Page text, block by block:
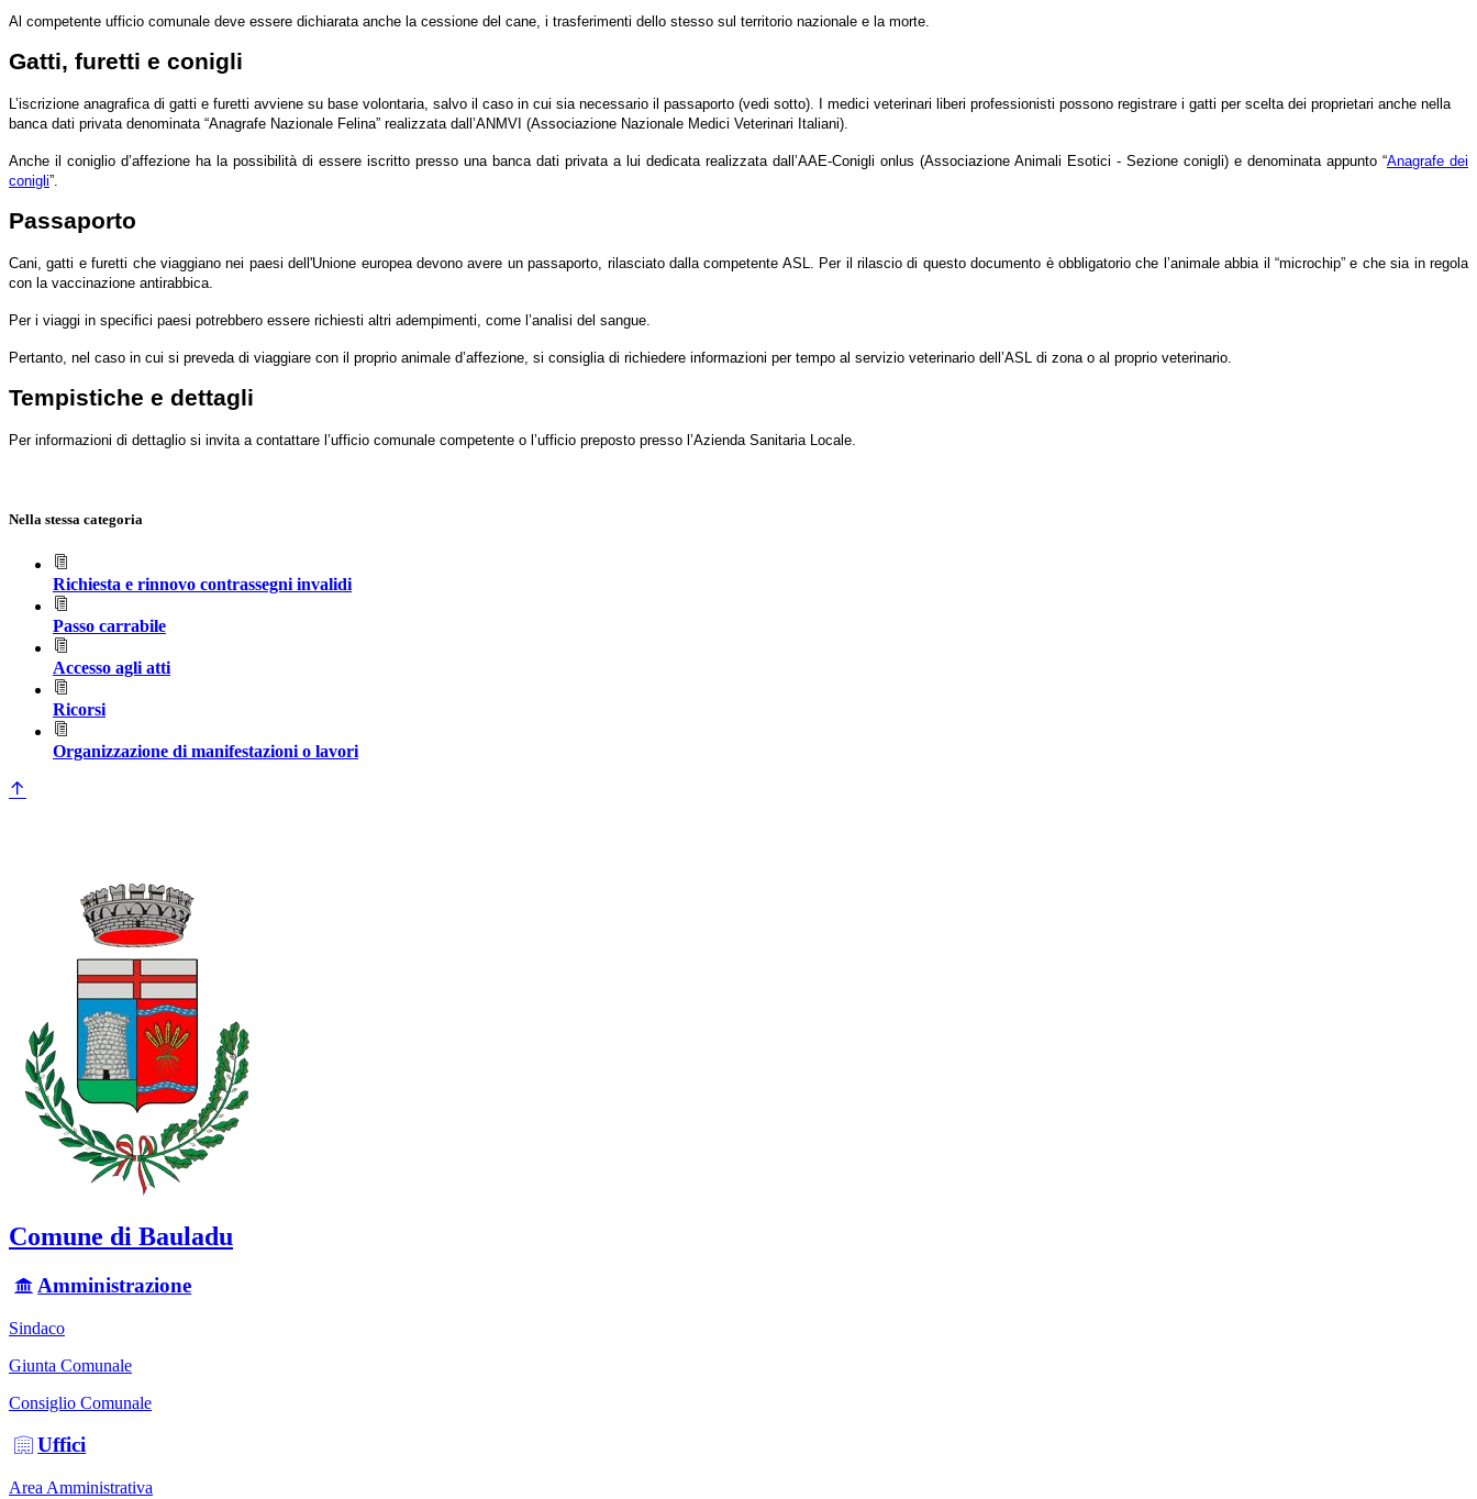
Al competente ufficio comunale deve essere dichiarata anche la cessione del cane, i trasferimenti dello stesso sul territorio nazionale e la morte.
Gatti, furetti e conigli
L’iscrizione anagrafica di gatti e furetti avviene su base volontaria, salvo il caso in cui sia necessario il passaporto (vedi sotto). I medici veterinari liberi professionisti possono registrare i gatti per scelta dei proprietari anche nella
banca dati privata denominata “Anagrafe Nazionale Felina” realizzata dall’ANMVI (Associazione Nazionale Medici Veterinari Italiani).
Anche il coniglio d’affezione ha la possibilità di essere iscritto presso una banca dati privata a lui dedicata realizzata dall’AAE-Conigli onlus (Associazione Animali Esotici - Sezione conigli) e denominata appunto “Anagrafe dei
conigli”.
Passaporto
Cani, gatti e furetti che viaggiano nei paesi dell'Unione europea devono avere un passaporto, rilasciato dalla competente ASL. Per il rilascio di questo documento è obbligatorio che l’animale abbia il “microchip” e che sia in regola
con la vaccinazione antirabbica.
Per i viaggi in specifici paesi potrebbero essere richiesti altri adempimenti, come l’analisi del sangue.
Pertanto, nel caso in cui si preveda di viaggiare con il proprio animale d’affezione, si consiglia di richiedere informazioni per tempo al servizio veterinario dell’ASL di zona o al proprio veterinario.
Tempistiche e dettagli
Per informazioni di dettaglio si invita a contattare l’ufficio comunale competente o l’ufficio preposto presso l’Azienda Sanitaria Locale.
Nella stessa categoria
Richiesta e rinnovo contrassegni invalidi
Passo carrabile
Accesso agli atti
Ricorsi
Organizzazione di manifestazioni o lavori
Comune di Bauladu
Amministrazione
Sindaco
Giunta Comunale
Consiglio Comunale
Uffici
Area Amministrativa